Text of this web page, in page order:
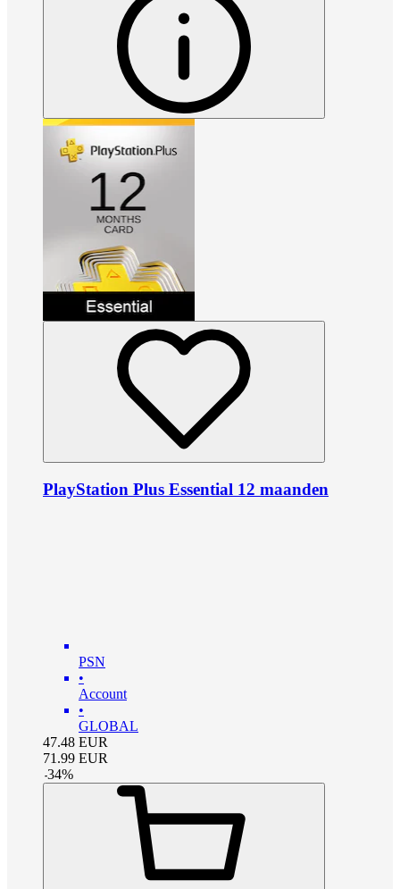
PlayStation Plus Essential 12 maanden
PSN
•
Account
•
GLOBAL
47.48 EUR
71.99 EUR
-34%